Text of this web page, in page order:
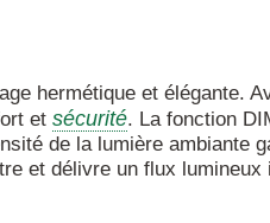
hermétique et élégante.
et sécurité. La fonction
de la lumière ambiante
et délivre un flux